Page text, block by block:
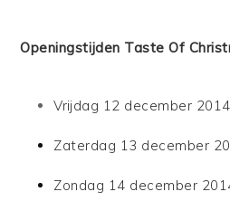
Openingstijden Taste Of
Vrijdag 12 december
Zaterdag 13 december
Zondag 14 december